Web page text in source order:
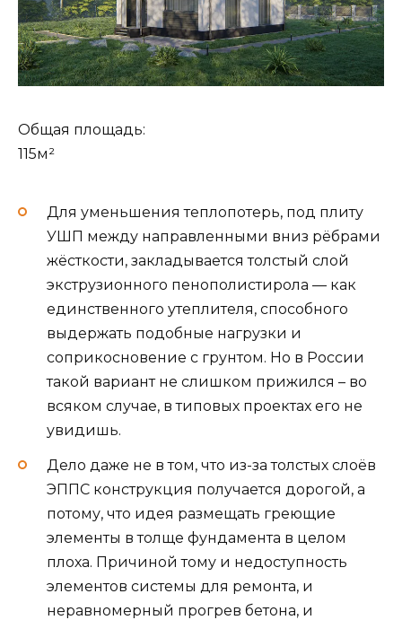
Общая площадь:
115м²
Для уменьшения теплопотерь, под плиту
УШП между направленными вниз рёбрами
жёсткости, закладывается толстый слой
экструзионного пенополистирола — как
единственного утеплителя, способного
выдержать подобные нагрузки и
соприкосновение с грунтом. Но в России
такой вариант не слишком прижился – во
всяком случае, в типовых проектах его не
увидишь.
Дело даже не в том, что из-за толстых слоёв
ЭППС конструкция получается дорогой, а
потому, что идея размещать греющие
элементы в толще фундамента в целом
плоха. Причиной тому и недоступность
элементов системы для ремонта, и
неравномерный прогрев бетона, и